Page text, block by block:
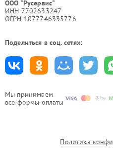
Мы принимаем
все формы оплаты
ООО "Русервис"
ИНН 7702633247
ОГРН 1077746335776
Поделиться в соц. сетях:
Политика